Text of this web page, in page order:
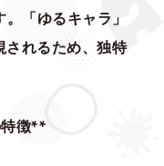
「ゆるキャラ」
されるため、独特
徴**